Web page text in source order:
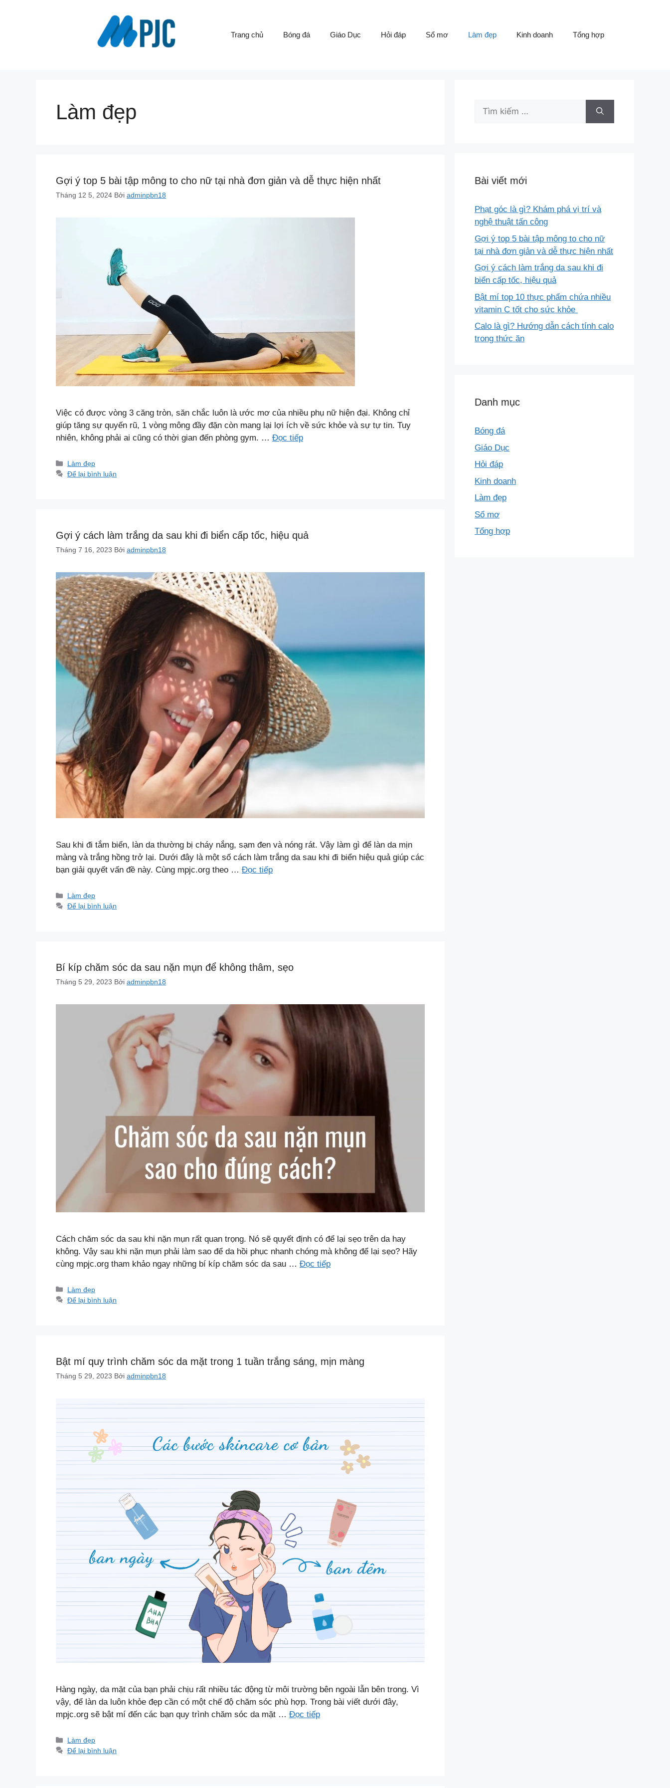
Trang chủ Bóng đá Giáo Dục Hỏi đáp Sổ mơ Làm đẹp Kinh doanh Tổng hợp
Làm đẹp
Gợi ý top 5 bài tập mông to cho nữ tại nhà đơn giản và dễ thực hiện nhất
Tháng 12 5, 2024 Bởi adminpbn18
Việc có được vòng 3 căng tròn, săn chắc luôn là ước mơ của nhiều phụ nữ hiện đại. Không chỉ
giúp tăng sự quyến rũ, 1 vòng mông đầy đặn còn mang lại lợi ích về sức khỏe và sự tự tin. Tuy
nhiên, không phải ai cũng có thời gian đến phòng gym. … Đọc tiếp
Danh
mục
Làm đẹp
Để lại bình luận
Gợi ý cách làm trắng da sau khi đi biển cấp tốc, hiệu quả
Tháng 7 16, 2023 Bởi adminpbn18
Sau khi đi tắm biển, làn da thường bị cháy nắng, sạm đen và nóng rát. Vậy làm gì để làn da mịn
màng và trắng hồng trở lại. Dưới đây là một số cách làm trắng da sau khi đi biển hiệu quả giúp các
bạn giải quyết vấn đề này. Cùng mpjc.org theo … Đọc tiếp
Danh
mục
Làm đẹp
Để lại bình luận
Bí kíp chăm sóc da sau nặn mụn để không thâm, sẹo
Tháng 5 29, 2023 Bởi adminpbn18
Cách chăm sóc da sau khi nặn mụn rất quan trọng. Nó sẽ quyết định có để lại sẹo trên da hay
không. Vậy sau khi nặn mụn phải làm sao để da hồi phục nhanh chóng mà không để lại sẹo? Hãy
cùng mpjc.org tham khảo ngay những bí kíp chăm sóc da sau … Đọc tiếp
Danh
mục
Làm đẹp
Để lại bình luận
Bật mí quy trình chăm sóc da mặt trong 1 tuần trắng sáng, mịn màng
Tháng 5 29, 2023 Bởi adminpbn18
Hàng ngày, da mặt của bạn phải chịu rất nhiều tác động từ môi trường bên ngoài lẫn bên trong. Vì
vậy, để làn da luôn khỏe đẹp cần có một chế độ chăm sóc phù hợp. Trong bài viết dưới đây,
mpjc.org sẽ bật mí đến các bạn quy trình chăm sóc da mặt … Đọc tiếp
Danh
mục
Làm đẹp
Để lại bình luận
Tìm
Bài viết mới
Phạt góc là gì? Khám phá vị trí và
nghệ thuật tấn công
Gợi ý top 5 bài tập mông to cho nữ
tại nhà đơn giản và dễ thực hiện nhất
Gợi ý cách làm trắng da sau khi đi
biển cấp tốc, hiệu quả
Bật mí top 10 thực phẩm chứa nhiều
vitamin C tốt cho sức khỏe
Calo là gì? Hướng dẫn cách tính calo
trong thức ăn
Danh mục
Bóng đá
Giáo Dục
Hỏi đáp
Kinh doanh
Làm đẹp
Sổ mơ
Tổng hợp